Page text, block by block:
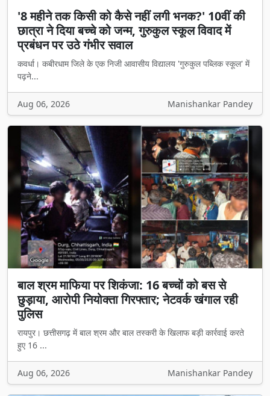
'8 महीने तक किसी को कैसे नहीं लगी भनक?' 10वीं की
छात्रा ने दिया बच्चे को जन्म, गुरुकुल स्कूल विवाद में
प्रबंधन पर उठे गंभीर सवाल
कवर्धा। कबीरधाम जिले के एक निजी आवासीय विद्यालय 'गुरुकुल पब्लिक स्कूल' में
पढ़ने...
Aug 06, 2026 Manishankar Pandey
बाल श्रम माफिया पर शिकंजा: 16 बच्चों को बस से
छुड़ाया, आरोपी नियोक्ता गिरफ्तार; नेटवर्क खंगाल रही
पुलिस
रायपुर। छत्तीसगढ़ में बाल श्रम और बाल तस्करी के खिलाफ बड़ी कार्रवाई करते
हुए 16 ...
Aug 06, 2026 Manishankar Pandey